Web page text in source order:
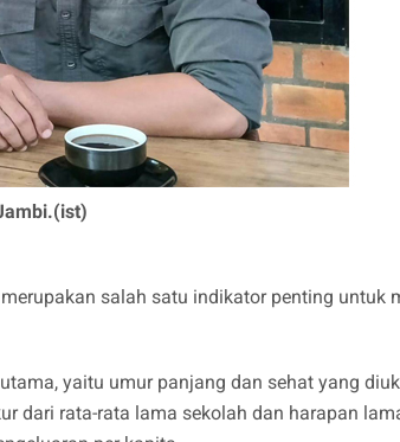
salah satu indikator penting untuk
yaitu umur panjang dan sehat yang
dari rata-rata lama sekolah dan harapan